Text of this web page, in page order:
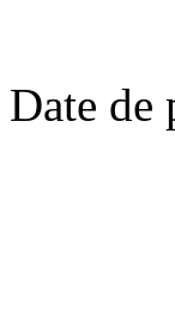
Date de